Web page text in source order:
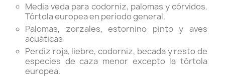
Media veda para codorniz, palomas y córvidos.
Tórtola europea en periodo general.
Palomas, zorzales, estornino pinto y aves
acuáticas
Perdiz roja, liebre, codorniz, becada y resto de
especies de caza menor excepto la tórtola
europea.